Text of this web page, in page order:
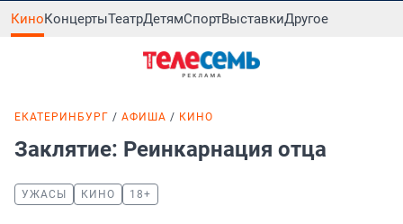
КиноКонцертыТеатрДетямСпортВыставкиДругое
ЕКАТЕРИНБУРГ АФИША КИНО
Заклятие: Реинкарнация отца
УЖАСЫ КИНО 18+